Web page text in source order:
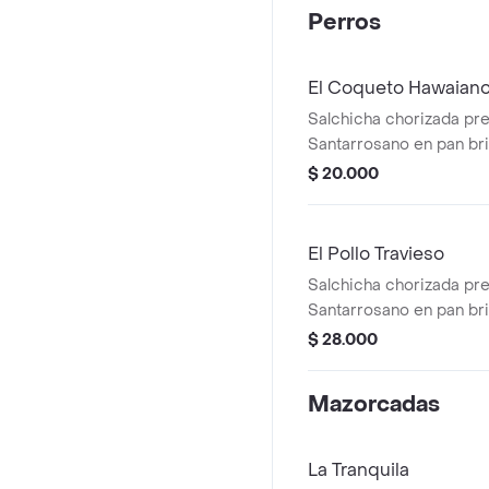
coronada con huevos
Personas)
Perros
El Coqueto
Salchicha chorizada
Santarrosano en pan
tocineta, queso
de papas francesas
$ 20.000
El Pollo Travieso
Salchicha chorizada
Santarrosano en pan
cheddar derretido,
Acompañado de papas
$ 28.000
Mazorcadas
La Tranquila